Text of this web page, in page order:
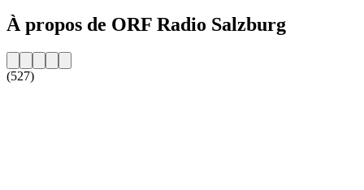
À propos de ORF Radio Salzburg
(527)